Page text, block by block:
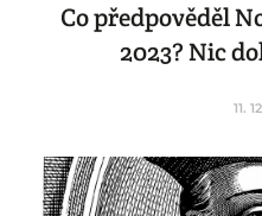
Co předpověděl
2023? Nic
11.